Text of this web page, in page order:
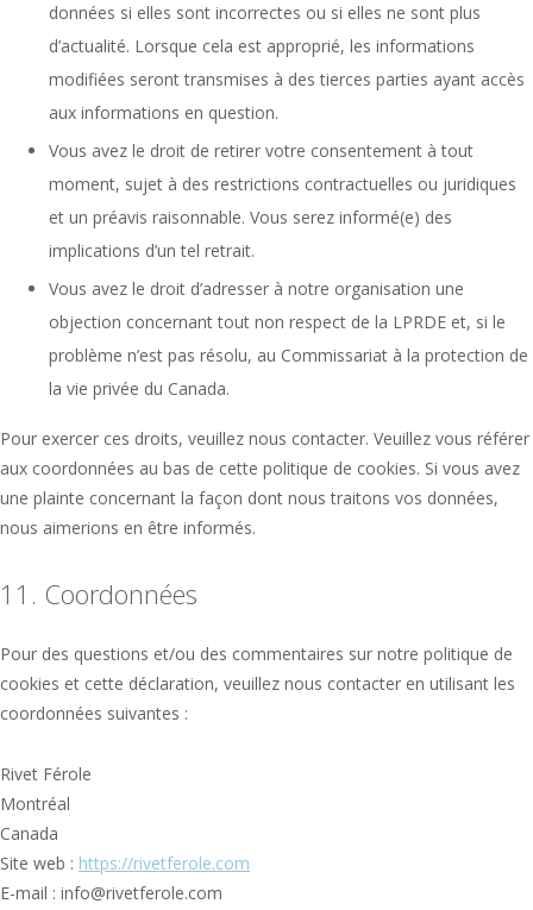
données si elles sont incorrectes ou si elles ne sont plus
d’actualité. Lorsque cela est approprié, les informations
modifiées seront transmises à des tierces parties ayant accès
aux informations en question.
Vous avez le droit de retirer votre consentement à tout
moment, sujet à des restrictions contractuelles ou juridiques
et un préavis raisonnable. Vous serez informé(e) des
implications d’un tel retrait.
Vous avez le droit d’adresser à notre organisation une
objection concernant tout non respect de la LPRDE et, si le
problème n’est pas résolu, au Commissariat à la protection de
la vie privée du Canada.
Pour exercer ces droits, veuillez nous contacter. Veuillez vous référer
aux coordonnées au bas de cette politique de cookies. Si vous avez
une plainte concernant la façon dont nous traitons vos données,
nous aimerions en être informés.
11. Coordonnées
Pour des questions et/ou des commentaires sur notre politique de
cookies et cette déclaration, veuillez nous contacter en utilisant les
coordonnées suivantes :
Rivet Férole
Montréal
Canada
Site web : https://rivetferole.com
E-mail : info@rivetferole.com